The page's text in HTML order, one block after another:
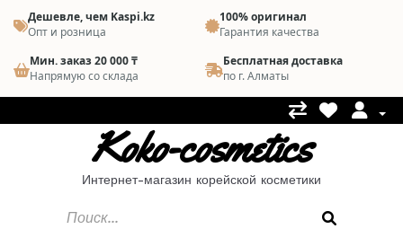
Дешевле, чем Kaspi.kz
Опт и розница
100% оригинал
Гарантия качества
Мин. заказ 20 000 ₸
Напрямую со склада
Бесплатная доставка
по г. Алматы
Koko-cosmetics
Интернет-магазин корейской косметики